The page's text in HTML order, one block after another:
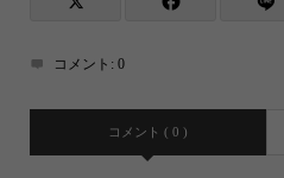
コメント: 0
コメント ( 0 )